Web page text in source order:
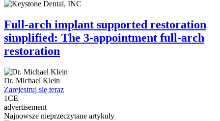
Full-arch implant supported restoration
simplified: The 3-appointment full-arch
restoration
Dr. Michael Klein
Zarejestruj się teraz
1CE
advertisement
Najnowsze nieprzeczytane artykuły